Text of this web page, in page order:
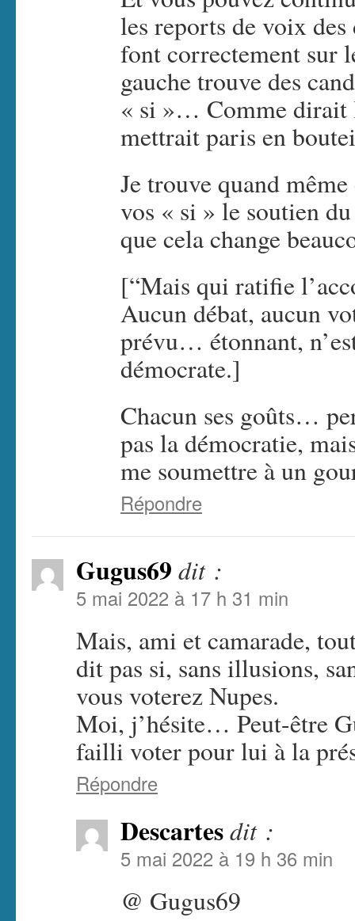
les reports de voix
font correctement sur
gauche trouve des
« si »… Comme dirait
mettrait paris en
Je trouve quand
vos « si » le soutien
que cela change
[“Mais qui ratifie
Aucun débat, aucun
prévu… étonnant,
démocrate.]
Chacun ses goûts…
pas la démocratie,
me soumettre à un
Répondre
Gugus69 dit :
5 mai 2022 à 17 h 31 min
Mais, ami et camarade,
dit pas si, sans illusions,
vous voterez Nupes.
Moi, j’hésite… Peut-être
failli voter pour lui à la
Répondre
Descartesdit :
5 mai 2022 à 19 h 36 min
@ Gugus69